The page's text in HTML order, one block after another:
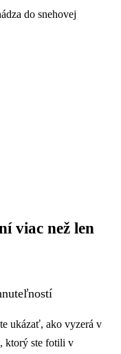
do snehovej
viac než len
ukázať, ako vyzerá v
ktorý ste fotili v